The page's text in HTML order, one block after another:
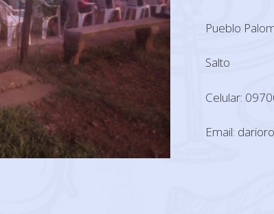
Pueblo
Salto
Celular:
Email: